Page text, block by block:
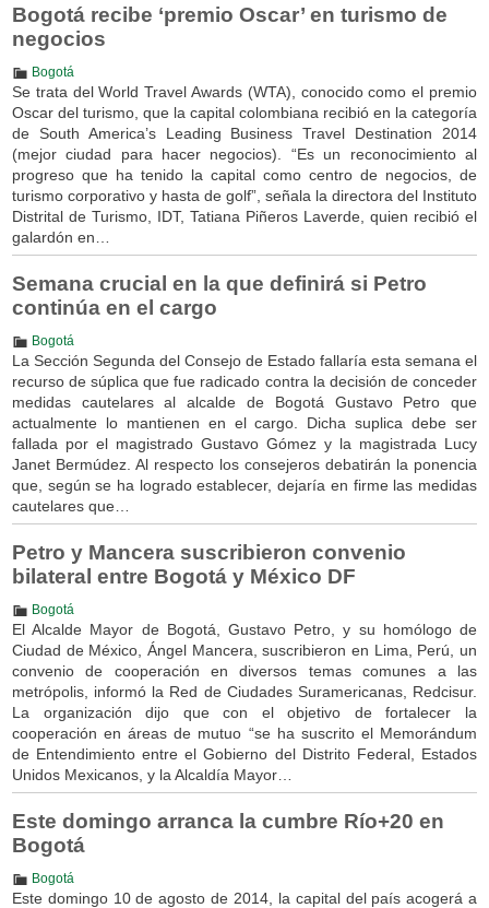
Bogotá recibe ‘premio Oscar’ en turismo de
negocios
Bogotá
Se trata del World Travel Awards (WTA), conocido como el premio
Oscar del turismo, que la capital colombiana recibió en la categoría
de South America’s Leading Business Travel Destination 2014
(mejor ciudad para hacer negocios). “Es un reconocimiento al
progreso que ha tenido la capital como centro de negocios, de
turismo corporativo y hasta de golf”, señala la directora del Instituto
Distrital de Turismo, IDT, Tatiana Piñeros Laverde, quien recibió el
galardón en…
Semana crucial en la que definirá si Petro
continúa en el cargo
Bogotá
La Sección Segunda del Consejo de Estado fallaría esta semana el
recurso de súplica que fue radicado contra la decisión de conceder
medidas cautelares al alcalde de Bogotá Gustavo Petro que
actualmente lo mantienen en el cargo. Dicha suplica debe ser
fallada por el magistrado Gustavo Gómez y la magistrada Lucy
Janet Bermúdez. Al respecto los consejeros debatirán la ponencia
que, según se ha logrado establecer, dejaría en firme las medidas
cautelares que…
Petro y Mancera suscribieron convenio
bilateral entre Bogotá y México DF
Bogotá
El Alcalde Mayor de Bogotá, Gustavo Petro, y su homólogo de
Ciudad de México, Ángel Mancera, suscribieron en Lima, Perú, un
convenio de cooperación en diversos temas comunes a las
metrópolis, informó la Red de Ciudades Suramericanas, Redcisur.
La organización dijo que con el objetivo de fortalecer la
cooperación en áreas de mutuo “se ha suscrito el Memorándum
de Entendimiento entre el Gobierno del Distrito Federal, Estados
Unidos Mexicanos, y la Alcaldía Mayor…
Este domingo arranca la cumbre Río+20 en
Bogotá
Bogotá
Este domingo 10 de agosto de 2014, la capital del país acogerá a